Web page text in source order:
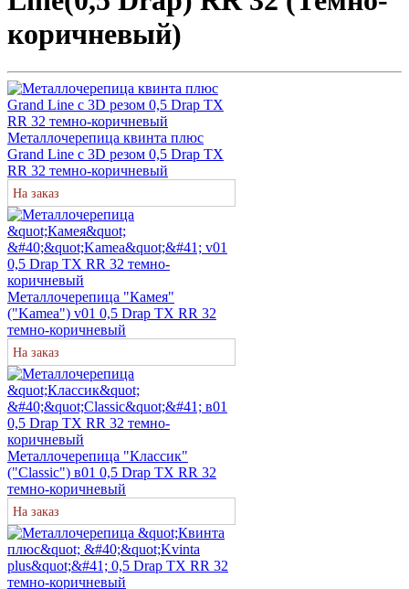
коричневый)
Металлочерепица квинта плюс
Grand Line c 3D резом 0,5 Drap TX
RR 32 темно-коричневый
На заказ
Металлочерепица "Камея"
("Kamea") v01 0,5 Drap TX RR 32
темно-коричневый
На заказ
Металлочерепица "Классик"
("Classic") в01 0,5 Drap ТХ RR 32
темно-коричневый
На заказ